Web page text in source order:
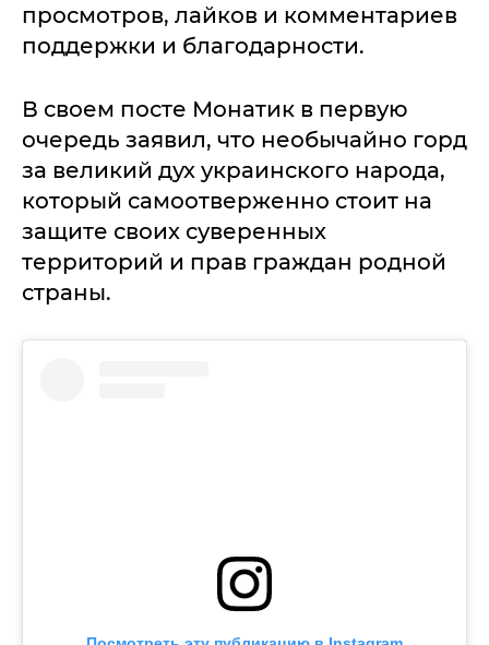
просмотров, лайков и комментариев
поддержки и благодарности.
В своем посте Монатик в первую
очередь заявил, что необычайно горд
за великий дух украинского народа,
который самоотверженно стоит на
защите своих суверенных
территорий и прав граждан родной
страны.